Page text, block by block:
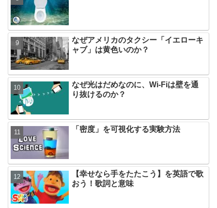
なぜアメリカのタクシー「イエローキ
ャブ」は黄色いのか？
なぜ光はだめなのに、Wi-Fiは壁を通
り抜けるのか？
「密度」を可視化する実験方法
【幸せなら手をたたこう】を英語で歌
おう！歌詞と意味